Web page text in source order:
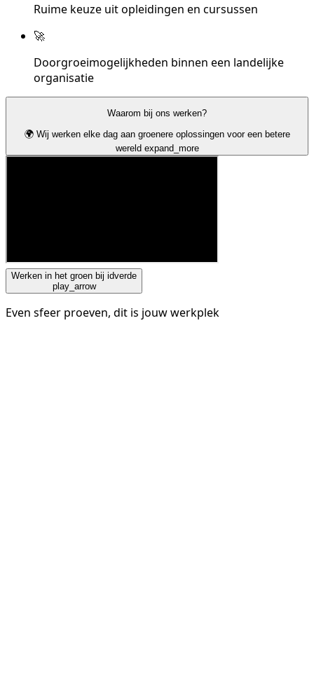
Ruime keuze uit opleidingen en cursussen
🚀
Doorgroeimogelijkheden binnen een landelijke
organisatie
Waarom bij ons werken?
🌍 Wij werken elke dag aan groenere oplossingen voor een betere
wereld expand_more
Werken in het groen bij idverde
play_arrow
Even sfeer proeven, dit is jouw werkplek